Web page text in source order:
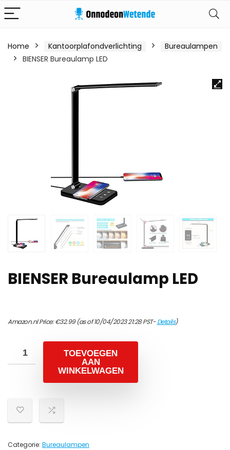
Home Kantoorplafondverlichting
Bureaulampen
BIENSER Bureaulamp LED
BIENSER Bureaulamp LED
Amazon.nl Price:€32.99(as of 10/04/2023 21:28 PST-Details)
TOEVOEGEN
AAN
WINKELWAGEN
Categorie: Bureaulampen